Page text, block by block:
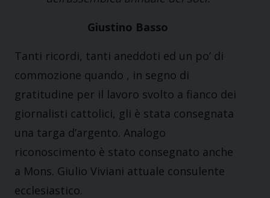
Giustino Basso
Tanti ricordi, tanti aneddoti ed un po’ di
commozione quando , in segno di
gratitudine per il lavoro svolto a fianco dei
giornalisti cattolici, gli è stata consegnata
una targa d’argento. Analogo
riconoscimento è stato consegnato anche
a Mons. Giulio Viviani attuale consulente
ecclesiastico.